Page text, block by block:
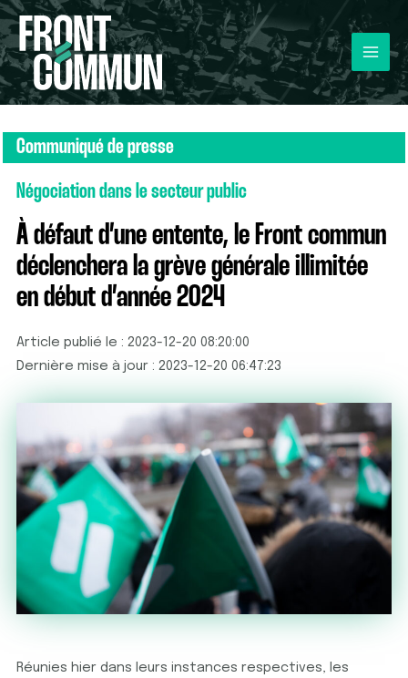
Communiqué de presse
Négociation dans le secteur public
À défaut d’une entente, le Front commun
déclenchera la grève générale illimitée
en début d’année 2024
Article publié le : 2023-12-20 08:20:00
Dernière mise à jour : 2023-12-20 06:47:23
Réunies hier dans leurs instances respectives, les